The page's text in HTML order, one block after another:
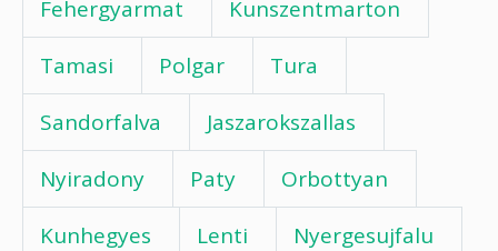
Fehergyarmat
Kunszentmarton
Tamasi
Polgar
Tura
Sandorfalva
Jaszarokszallas
Nyiradony
Paty
Orbottyan
Kunhegyes
Lenti
Nyergesujfalu